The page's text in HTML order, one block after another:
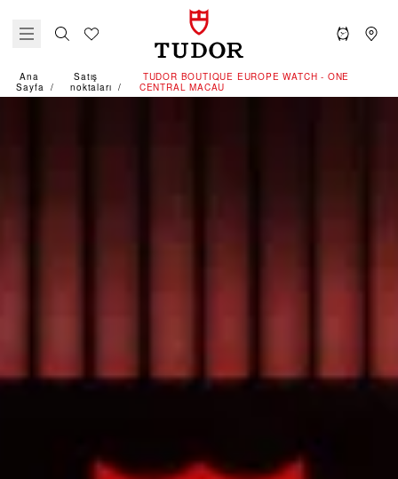
Ana
Sayfa
Satış
noktaları
‭TUDOR BOUTIQUE EUROPE WATCH - ONE
CENTRAL MACAU‬